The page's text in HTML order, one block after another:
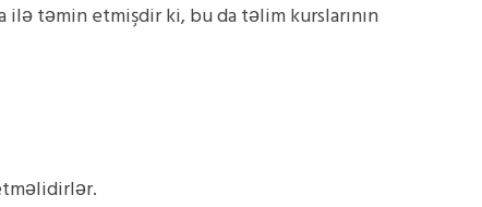
ilə təmin etmişdir ki, bu da təlim kurslarının